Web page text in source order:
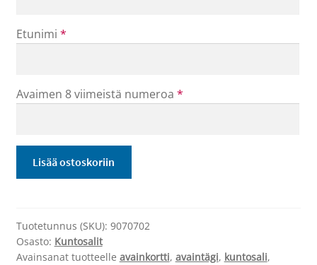
Etunimi *
Avaimen 8 viimeistä numeroa *
kuntosali
määrä
Lisää ostoskoriin
Tuotetunnus (SKU): 9070702
Osasto: Kuntosalit
Avainsanat tuotteelle avainkortti, avaintägi, kuntosali,